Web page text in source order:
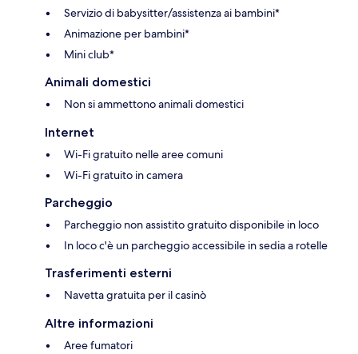
Servizio di babysitter/assistenza ai bambini*
Animazione per bambini*
Mini club*
Animali domestici
Non si ammettono animali domestici
Internet
Wi-Fi gratuito nelle aree comuni
Wi-Fi gratuito in camera
Parcheggio
Parcheggio non assistito gratuito disponibile in loco
In loco c'è un parcheggio accessibile in sedia a rotelle
Trasferimenti esterni
Navetta gratuita per il casinò
Altre informazioni
Aree fumatori